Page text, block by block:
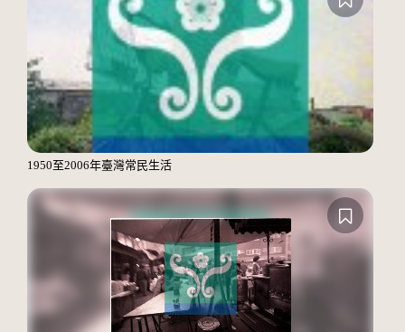
1950至2006年臺灣常民生活